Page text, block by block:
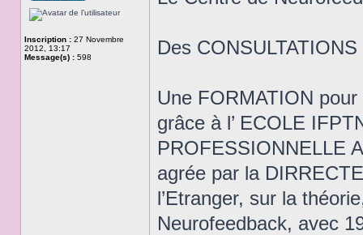
Inscription : 27 Novembre
2012, 13:17
Message(s) : 598 Des
Une FORMATION
grâce à l’ ECOLE
PROFESSIONNELLE
agrée par la
l’Etranger, sur la
Neurofeedback, avec